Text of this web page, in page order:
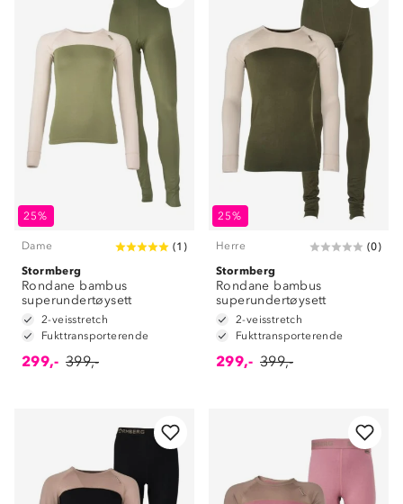
25%
Dame (1 )
Stormberg
Rondane bambus
superundertøysett
2-veisstretch
Fukttransporterende
299,- 399,-
25%
Herre (0)
Stormberg
Rondane bambus
superundertøysett
2-veisstretch
Fukttransporterende
299,- 399,-